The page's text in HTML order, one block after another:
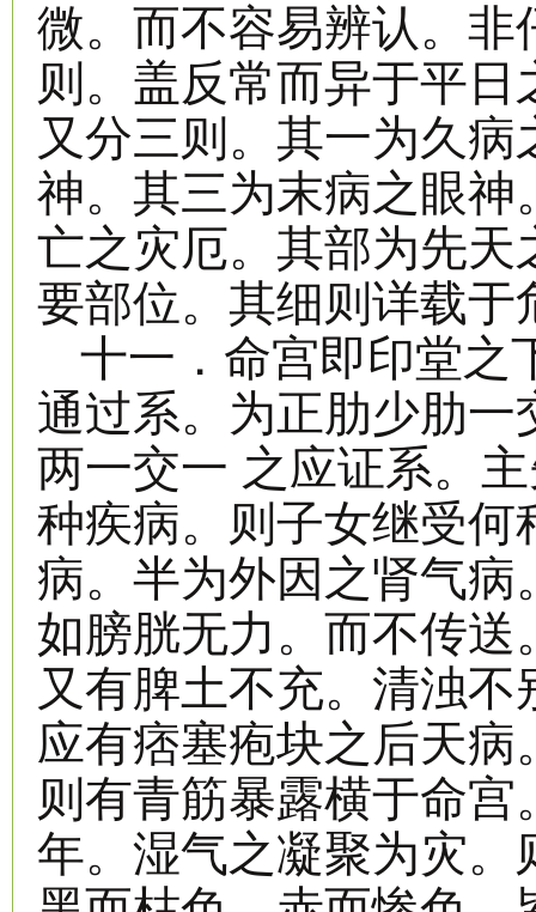
微。而不容易辨认。
则。盖反常而异于平
又分三则。其一为久
神。其三为末病之眼
亡之灾厄。其部为先
要部位。其细则详载于
十一．命宫即印堂之
通过系。为正肋少肋
两一交一 之应证系。
种疾病。则子女继受
病。半为外因之肾气
如膀胱无力。而不传
又有脾土不充。清浊
应有痞塞疱块之后天
则有青筋暴露横于命
年。湿气之凝聚为灾